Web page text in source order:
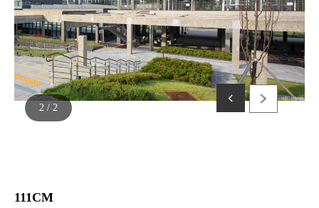
2 / 2
111CM